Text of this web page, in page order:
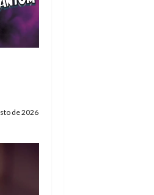
de 2026